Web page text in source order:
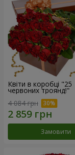
Квіти в коробці "25
червоних троянд!"
4 084 грн
Замовити